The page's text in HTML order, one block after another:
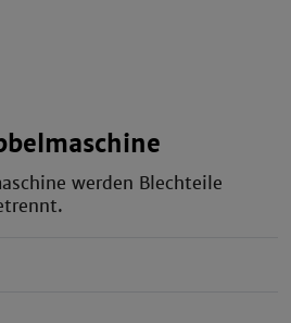
werden Blechteile